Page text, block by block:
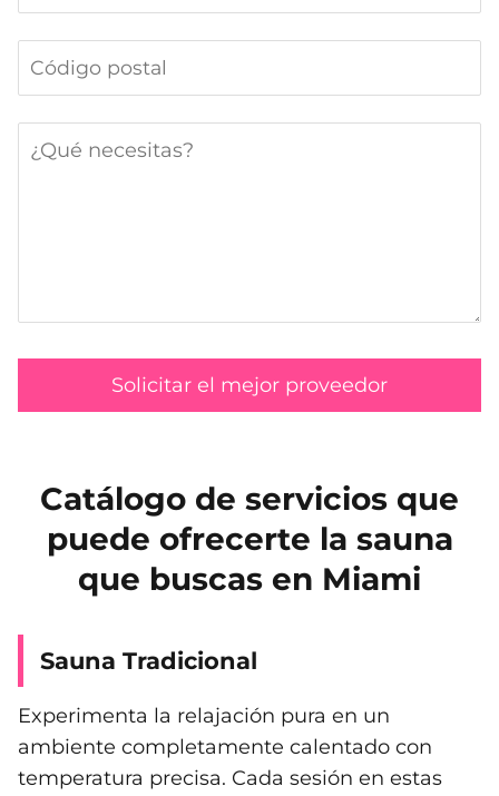
Catálogo de servicios que
puede ofrecerte la sauna
que buscas en Miami
Sauna Tradicional
Experimenta la relajación pura en un
ambiente completamente calentado con
temperatura precisa. Cada sesión en estas